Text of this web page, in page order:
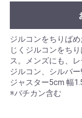
ジルコンをちりば
じくジルコンをち
ス。メンズにも、
ジルコン、シルバ
ジャスター5cm 幅
※バチカン含む